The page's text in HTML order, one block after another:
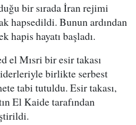
bir sırada İran rejimi
hapsedildi. Bunun ardından
hapis hayatı başladı.
el Mısri bir esir takası
birlikte serbest
tabi tutuldu. Esir takası,
El Kaide tarafından